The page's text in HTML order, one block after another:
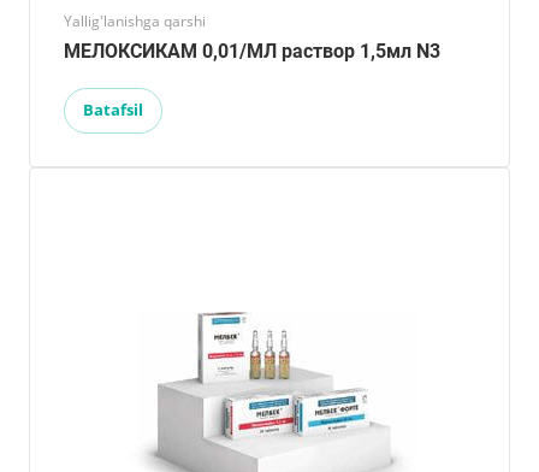
Yallig'lanishga qarshi
МЕЛОКСИКАМ 0,01/МЛ раствор 1,5мл N3
Batafsil